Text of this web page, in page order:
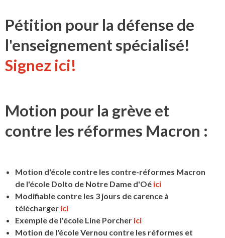
Pétition pour la défense de
l'enseignement spécialisé!
Signez ici!
Motion pour la grève et
contre les réformes Macron :
Motion d'école contre les contre-réformes Macron
de l'école Dolto de Notre Dame d'Oé ici
Modifiable contre les 3 jours de carence à
télécharger ici
Exemple de l'école Line Porcher ici
Motion de l'école Vernou contre les réformes et